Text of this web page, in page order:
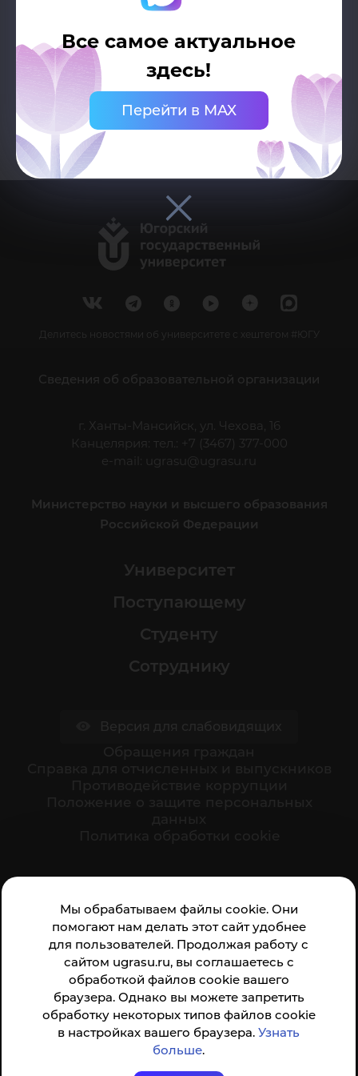
Мы обрабатываем файлы cookie. Они
помогают нам делать этот сайт удобнее
для пользователей. Продолжая работу с
сайтом ugrasu.ru, вы соглашаетесь с
обработкой файлов cookie вашего
браузера. Однако вы можете запретить
обработку некоторых типов файлов cookie
в настройках вашего браузера.Узнать
больше.
Все самое актуальное
здесь!
Перейти в MAX
проектную команду
Возврат к списку
Делитесь новостями об университете с хештегом #ЮГУ
Сведения об образовательной организации
г. Ханты-Мансийск, ул. Чехова, 16
Канцелярия: тел.: +7 (3467) 377-000
e-mail:
ugrasu@ugrasu.ru
Министерство науки и высшего образования
Российской Федерации
Университет
Поступающему
Студенту
Сотруднику
организации:
Анкета доступна по QR-коду, а так же по прямой
ссылке